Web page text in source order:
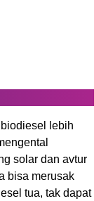
lebih
solar dan avtur
bisa merusak
tua, tak dapat